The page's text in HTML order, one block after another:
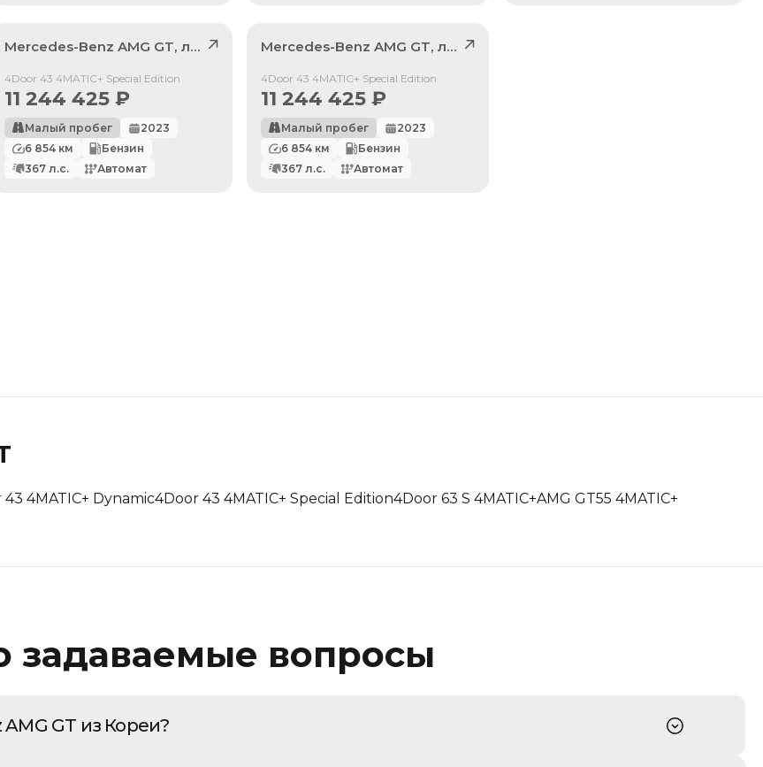
Пробег: Меньше
По дате: Старые
Mercedes-Benz AMG GT, лот 40997948
Продан
4Door 43 4MATIC+ Special Edition
11 244 425 ₽
Малый пробег
2023
6 854 км
Бензин
367 л.с. Автомат
Mercedes-Benz AMG GT, лот 40908444
Продан
4Door 43 4MATIC+ Special Edition
11 244 425₽
Малый пробег
2023
6 854км
Бензин
367л.с. Автомат
43 4MATIC+ Dynamic4Door 43 4MATIC+ Special Edition4Door 63 S 4MATIC+AMG GT55 4MATIC+
задаваемые вопросы
GT из Кореи?